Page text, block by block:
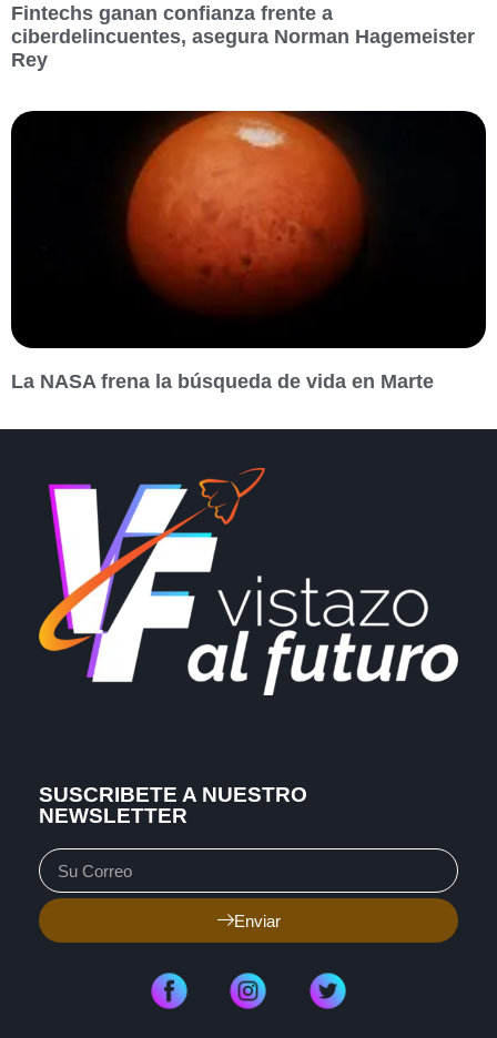
Fintechs ganan confianza frente a
ciberdelincuentes, asegura Norman Hagemeister
Rey
La NASA frena la búsqueda de vida en Marte
SUSCRIBETE A NUESTRO
NEWSLETTER
Enviar